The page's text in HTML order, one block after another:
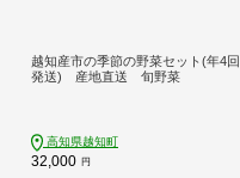
越知産市の季節の野菜セット(年4回
発送) 産地直送 旬野菜
高知県越知町
32,000 円